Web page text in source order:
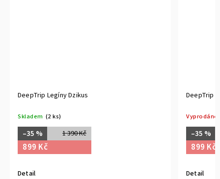
DeepTrip Legíny Hey
Vyprodáno
1 390 Kč
–35 %
899 Kč
Detail
Skladem
–35 %
899
Detail